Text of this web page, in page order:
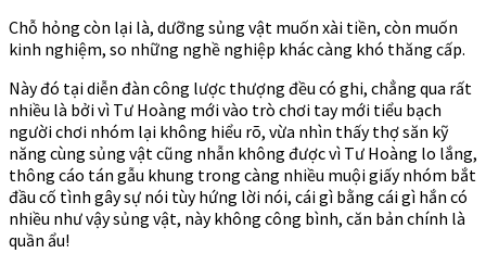
Chỗ hỏng còn lại là, dưỡng sủng vật muốn xài tiền, còn muốn
kinh nghiệm, so những nghề nghiệp khác càng khó thăng cấp.
Này đó tại diễn đàn công lược thượng đều có ghi, chẳng qua rất
nhiều là bởi vì Tư Hoàng mới vào trò chơi tay mới tiểu bạch
người chơi nhóm lại không hiểu rõ, vừa nhìn thấy thợ săn kỹ
năng cùng sủng vật cũng nhẫn không được vì Tư Hoàng lo lắng,
thông cáo tán gẫu khung trong càng nhiều muội giấy nhóm bắt
đầu cố tình gây sự nói tùy hứng lời nói, cái gì bằng cái gì hắn có
nhiều như vậy sủng vật, này không công bình, căn bản chính là
quần ẩu!